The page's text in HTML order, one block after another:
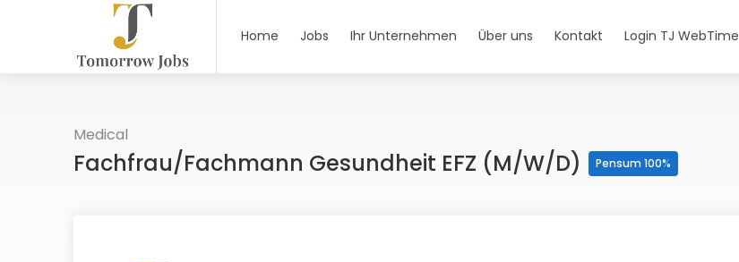
Home Jobs Ihr Unternehmen Über uns Kontakt Login TJ WebTime
Medical
Fachfrau/Fachmann Gesundheit EFZ (m/w/d) Pensum 100%